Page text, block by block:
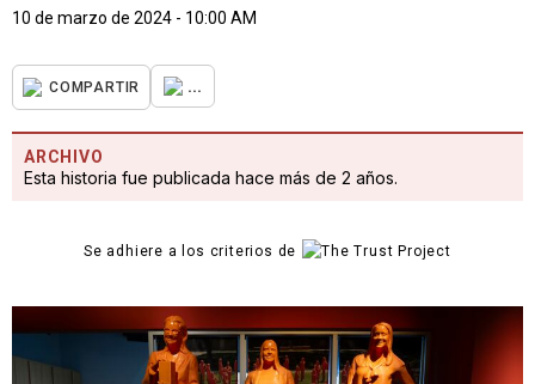
10 de marzo de 2024 - 10:00 AM
COMPARTIR ...
ARCHIVO
Esta historia fue publicada hace más de 2 años.
Se adhiere a los criterios de